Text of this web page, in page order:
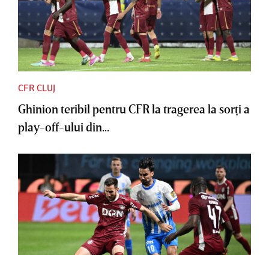
CFR CLUJ
Ghinion teribil pentru CFR la tragerea la sorţi a
play-off-ului din...